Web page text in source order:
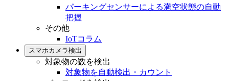
パーキングセンサーによる満空状態の自動
把握
その他
IoTコラム
スマホカメラ検出
対象物の数を検出
対象物を自動検出・カウント